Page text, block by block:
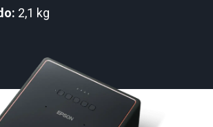
2,1 kg